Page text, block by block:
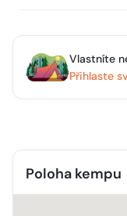
Vlastníte
Přihlaste
Poloha kempu